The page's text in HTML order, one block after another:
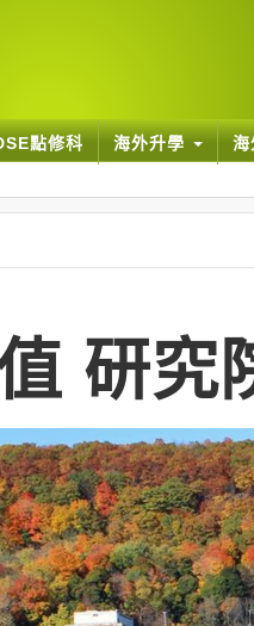
點修科 海外升學
研究